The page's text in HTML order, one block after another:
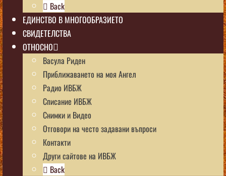
Back
ЕДИНСТВО В МНОГООБРАЗИЕТО
СВИДЕТЕЛСТВА
ОТНОСНО
Васула Риден
Приближаването на моя Ангел
Радио ИВБЖ
Списание ИВБЖ
Снимки и Видео
Отговори на често задавани въпроси
Контакти
Други сайтове на ИВБЖ
Back